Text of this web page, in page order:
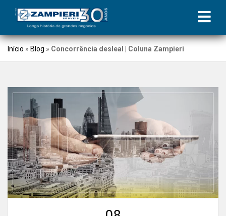
Início » Blog » Concorrência desleal | Coluna Zampieri